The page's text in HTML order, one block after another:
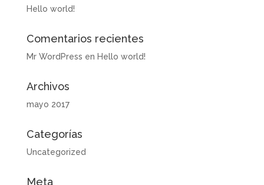
Hello world!
Comentarios recientes
Mr WordPress en Hello world!
Archivos
mayo 2017
Categorías
Uncategorized
Meta